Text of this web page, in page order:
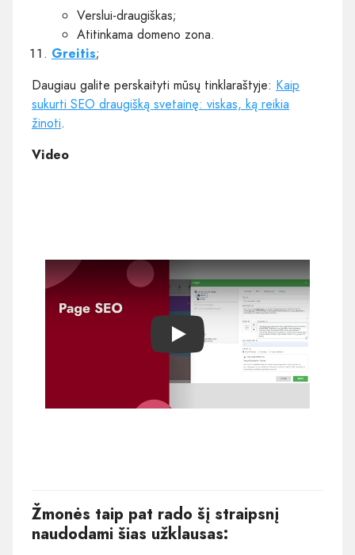
Verslui-draugiškas;
Atitinkama domeno zona.
Greitis;
Daugiau galite perskaityti mūsų tinklaraštyje: Kaip
sukurti SEO draugišką svetainę: viskas, ką reikia
žinoti.
Video
Play
Žmonės taip pat rado šį straipsnį
naudodami šias užklausas: